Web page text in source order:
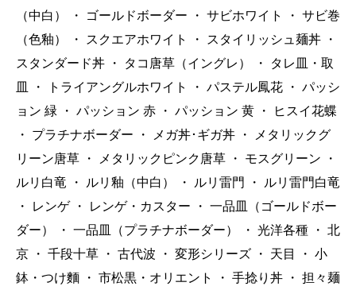
（中白）
・ ゴールドボーダー ・ サビホワイト ・ サビ巻
（色釉）
・ スクエアホワイト ・ スタイリッシュ麺丼
・
スタンダード丼
・ タコ唐草（イングレ） ・
タレ皿・取
皿
・ トライアングルホワイト ・ パステル鳳花 ・ パッシ
ョン 緑
・ パッション 赤 ・ パッション 黄 ・
ヒスイ花蝶
・
プラチナボーダー ・ メガ丼･ギガ丼 ・
メタリックグ
リーン唐草
・ メタリックピンク唐草 ・ モスグリーン
・
ルリ白竜
・ ルリ釉（中白） ・ ルリ雷門 ・
ルリ雷門白竜
・
レンゲ ・ レンゲ・カスター ・ 一品皿（ゴールドボー
ダー）
・ 一品皿（プラチナボーダー） ・ 光洋各種 ・ 北
京
・ 千段十草 ・ 古代波 ・ 変形シリーズ ・ 天目 ・ 小
鉢・つけ麵
・ 市松黒・オリエント ・ 手捻り丼 ・ 担々麺